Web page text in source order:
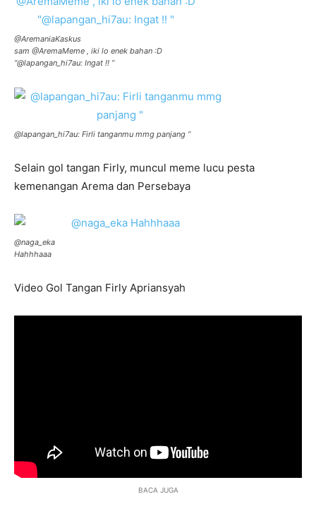
@AremaniaKaskus
sam @AremaMeme , iki lo enek bahan :D
“@lapangan_hi7au: Ingat !! “
@lapangan_hi7au: Firli tanganmu mmg panjang “
Selain gol tangan Firly, muncul meme lucu pesta
kemenangan Arema dan Persebaya
@naga_eka
Hahhhaaa
Video Gol Tangan Firly Apriansyah
BACA JUGA